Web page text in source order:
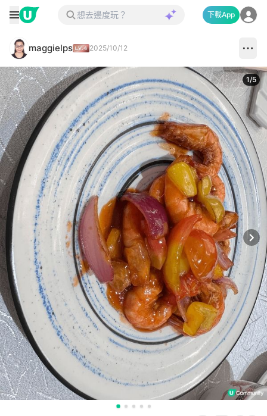
下載App
maggielps 2025/10/12
1/5